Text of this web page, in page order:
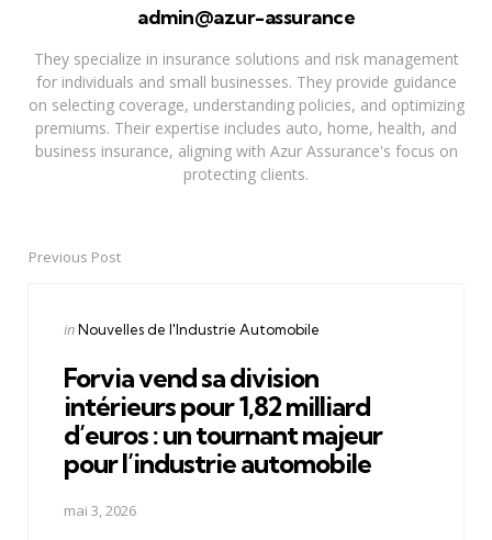
admin@azur-assurance
They specialize in insurance solutions and risk management
for individuals and small businesses. They provide guidance
on selecting coverage, understanding policies, and optimizing
premiums. Their expertise includes auto, home, health, and
business insurance, aligning with Azur Assurance's focus on
protecting clients.
PostPrevious Post
Posted
inNouvelles de l'Industrie Automobile
Forvia vend sa division
intérieurs pour 1,82 milliard
d’euros : un tournant majeur
pour l’industrie automobile
mai 3, 2026